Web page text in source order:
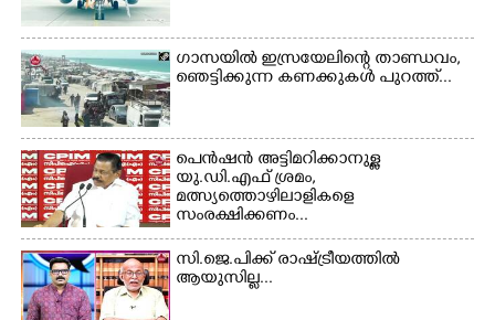
ഗാസയിൽ ഇസ്രയേലിന്റെ താണ്ഡവം,
ഞെട്ടിക്കുന്ന കണക്കുകൾ പുറത്ത്...
പെൻഷൻ അട്ടിമറിക്കാനുള്ള
യു.ഡി.എഫ് ശ്രമം,
മത്സ്യത്തൊഴിലാളികളെ
സംരക്ഷിക്കണം...
സി.ജെ.പിക്ക് രാഷ്ട്രീയത്തിൽ
ആയുസില്ല...